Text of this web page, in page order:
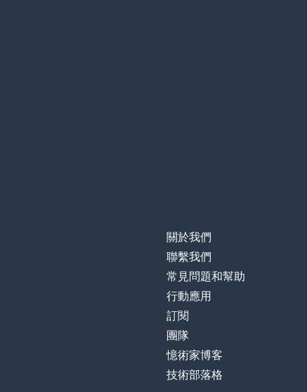
關於我們
聯繫我們
常見問題和幫助
行動應用
訂閱
團隊
憶術家博客
技術部落格